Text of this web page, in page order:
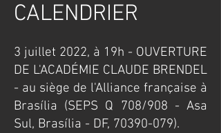
CALENDRIER
3 juillet 2022, à 19h - OUVERTURE
DE L'ACADÉMIE CLAUDE BRENDEL
- au siège de l'Alliance française à
Brasília (SEPS Q 708/908 - Asa
Sul, Brasília - DF, 70390-079).